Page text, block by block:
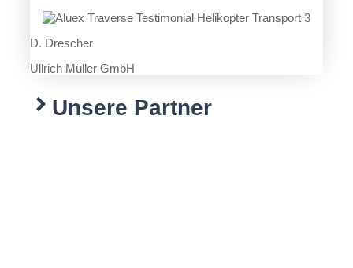
D. Drescher
Ullrich Müller GmbH
Unsere Partner